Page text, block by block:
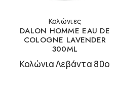
Κολώνιες
DALON HOMME EAU DE
COLOGNE LAVENDER
300ML
Κολώνια Λεβάντα 80ο